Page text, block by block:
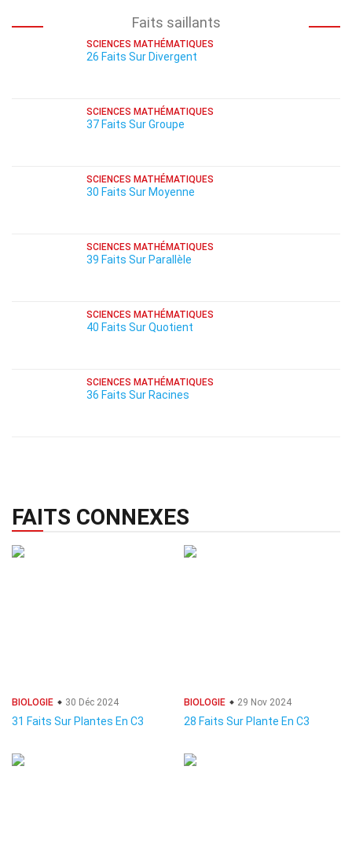
Faits saillants
SCIENCES MATHÉMATIQUES
26 Faits Sur Divergent
SCIENCES MATHÉMATIQUES
37 Faits Sur Groupe
SCIENCES MATHÉMATIQUES
30 Faits Sur Moyenne
SCIENCES MATHÉMATIQUES
39 Faits Sur Parallèle
SCIENCES MATHÉMATIQUES
40 Faits Sur Quotient
SCIENCES MATHÉMATIQUES
36 Faits Sur Racines
FAITS CONNEXES
BIOLOGIE 30 Déc 2024
31 Faits Sur Plantes En C3
BIOLOGIE 29 Nov 2024
28 Faits Sur Plante En C3